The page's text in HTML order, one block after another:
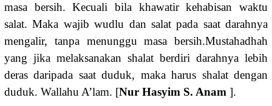
masa bersih. Kecuali bila khawatir kehabisan waktu
salat. Maka wajib wudlu dan salat pada saat darahnya
mengalir, tanpa menunggu masa bersih.Mustahadhah
yang jika melaksanakan shalat berdiri darahnya lebih
deras daripada saat duduk, maka harus shalat dengan
duduk. Wallahu A’lam. [Nur Hasyim S. Anam ].